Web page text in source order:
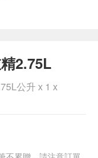
2.75L
公升 x 1 x